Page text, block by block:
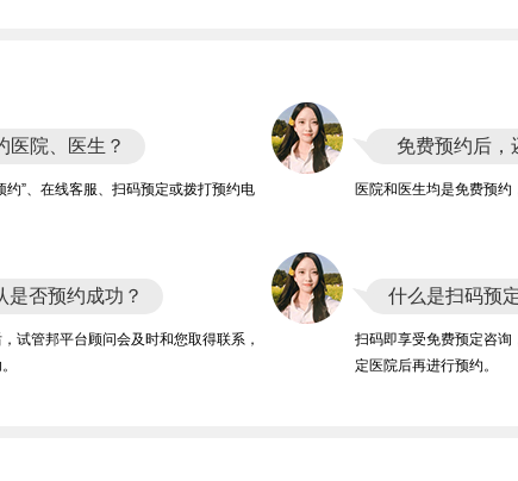
医院、医生？
约”、在线客服、扫码预定或拨打预约电
免费预约后，
医院和医生均是免费预约
是否预约成功？
试管邦平台顾问会及时和您取得联系，
什么是扫码预
扫码即享受免费预定咨
定医院后再进行预约。